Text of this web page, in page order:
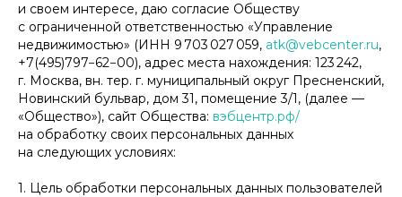
и своем интересе, даю согласие Обществу
с ограниченной ответственностью «Управление
недвижимостью» (ИНН 9 703 027 059, atk@vebcenter.ru,
+7(495)797−62−00), адрес места нахождения: 123 242,
г. Москва, вн. тер. г. муниципальный округ Пресненский,
Новинский бульвар, дом 31, помещение 3/1, (далее —
«Общество»), сайт Общества: вэбцентр.рф/
на обработку своих персональных данных
на следующих условиях:
1. Цель обработки персональных данных пользователей